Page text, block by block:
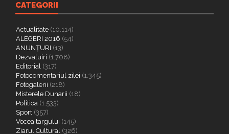
CATEGORII
Actualitate (10.114)
ALEGERI 2016 (54)
ANUNȚURI (13)
Dezvaluiri (1.708)
Editorial (317)
Fotocomentariul zilei (1.345)
Fotogalerii (218)
Misterele Dunarii (18)
Politica (1.533)
Sport (357)
Vocea targului (145)
Ziarul Cultural (326)